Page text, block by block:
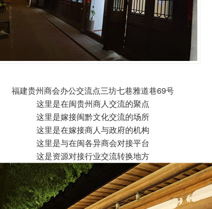
福建贵州商会办公交流点三坊七巷雅道巷69号
这里是在闽贵州商人交流的聚点
这里是嫁接闽黔文化交流的场所
这里是在嫁接商人与政府的机构
这里是与在闽各异商会对接平台
这是资源对接行业交流转换地方